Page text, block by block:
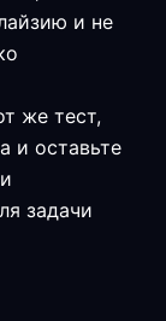
и не
же тест,
и оставьте
задачи